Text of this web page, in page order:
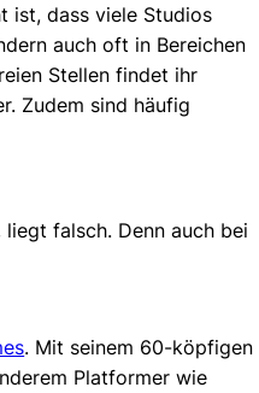
ist, dass viele Studios
auch oft in Bereichen
Stellen findet ihr
Zudem sind häufig
falsch. Denn auch bei
. Mit seinem 60-köpfigen
Platformer wie